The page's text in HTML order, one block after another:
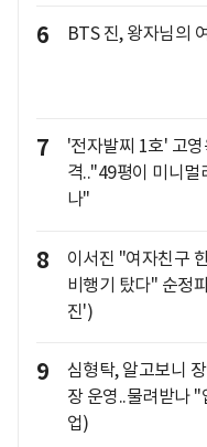
6 BTS 진, 왕자님의
7
'전자발찌 1호' 고
격.."49평이 미니멀
나"
8
이서진 "여자친구
비행기 탔다" 순정
진')
9
심형탁, 알고보니
장 운영..물려받나
업)